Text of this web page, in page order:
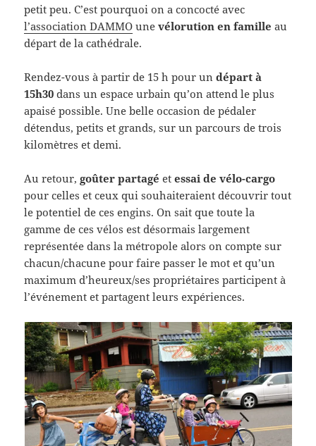
petit peu. C’est pourquoi on a concocté avec
l’association DAMMO unevélorution en famille au
départ de la cathédrale.
Rendez-vous à partir de 15 h pour undépart à
15h30 dans un espace urbain qu’on attend le plus
apaisé possible. Une belle occasion de pédaler
détendus, petits et grands, sur un parcours de trois
kilomètres et demi.
Au retour,goûter partagé etessai de vélo-cargo
pour celles et ceux qui souhaiteraient découvrir tout
le potentiel de ces engins. On sait que toute la
gamme de ces vélos est désormais largement
représentée dans la métropole alors on compte sur
chacun/chacune pour faire passer le mot et qu’un
maximum d’heureux/ses propriétaires participent à
l’événement et partagent leurs expériences.